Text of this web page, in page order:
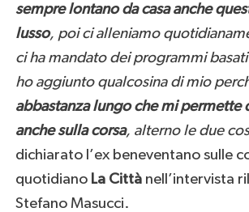
sempre lontano da casa anche
lusso, poi ci alleniamo
ci ha mandato dei programmi
ho aggiunto qualcosina di mio
abbastanza lungo che mi permette
anche sulla corsa, alterno le due
dichiarato l’ex beneventano sulle
quotidiano La Cittànell’intervista
Stefano Masucci.